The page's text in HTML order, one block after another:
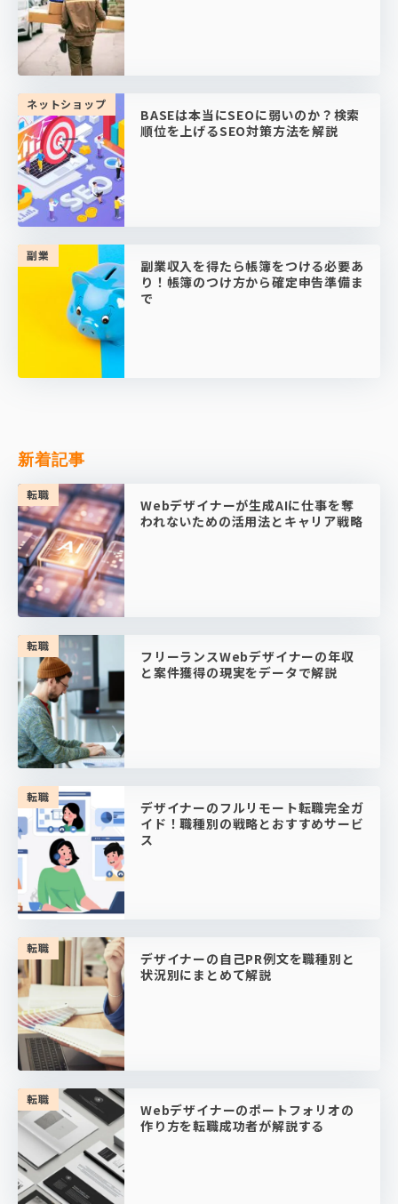
ネットショップ
BASEは本当にSEOに弱いのか？検索
順位を上げるSEO対策方法を解説
副業
副業収入を得たら帳簿をつける必要あ
り！帳簿のつけ方から確定申告準備ま
で
新着記事
転職
Webデザイナーが生成AIに仕事を奪
われないための活用法とキャリア戦略
転職
フリーランスWebデザイナーの年収
と案件獲得の現実をデータで解説
転職
デザイナーのフルリモート転職完全ガ
イド！職種別の戦略とおすすめサービ
ス
転職
デザイナーの自己PR例文を職種別と
状況別にまとめて解説
転職
Webデザイナーのポートフォリオの
作り方を転職成功者が解説する